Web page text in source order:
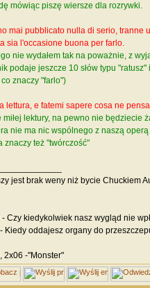
mówiąc piszę wiersze dla rozrywki.
mai pubblicato nulla di serio, tranne
sia l'occasione buona per farlo.
nie wydałem tak na poważnie, z
podaje jeszcze 10 słów typu
znaczy "farlo")
lettura, e fatemi sapere cosa ne
miłej lektury, na pewno nie będziecie
nie ma nic wspólnego z naszą
znaczy też "twórczość"
jest brak weny niż bycie Chuckiem
- Czy kiedykolwiek nasz wygląd nie
Kiedy oddajesz organy do
2x06 -"Monster"